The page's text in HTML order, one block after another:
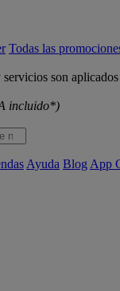
Todas las
son
incluido*)
Ayuda Blog App